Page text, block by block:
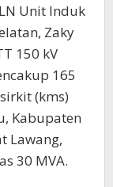
Unit Induk
Zaky
150 kV
165
(kms)
Kabupaten
Lawang,
30 MVA.